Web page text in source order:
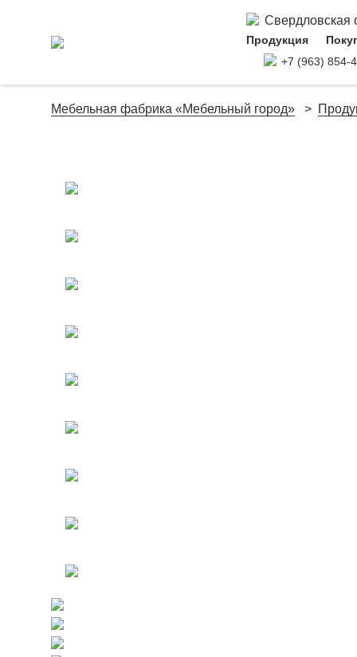
Свердловская
Продукция
+7 (963) 854-
Мебельная фабрика «Мебельный город»